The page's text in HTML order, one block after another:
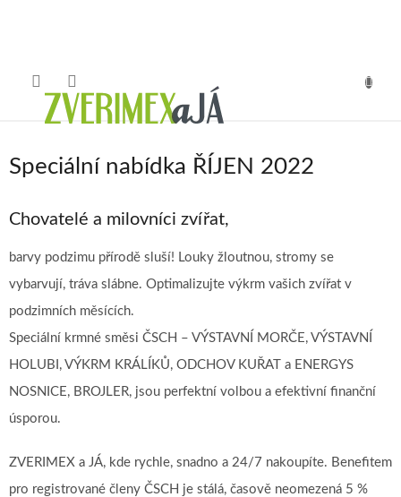
Speciální nabídka ŘÍJEN 2022
Chovatelé a milovníci zvířat,
barvy podzimu přírodě sluší! Louky žloutnou, stromy se
vybarvují, tráva slábne. Optimalizujte výkrm vašich zvířat v
podzimních měsících.
Speciální krmné směsi ČSCH – VÝSTAVNÍ MORČE, VÝSTAVNÍ
HOLUBI, VÝKRM KRÁLÍKŮ, ODCHOV KUŘAT a ENERGYS
NOSNICE, BROJLER, jsou perfektní volbou a efektivní finanční
úsporou.
ZVERIMEX a JÁ, kde rychle, snadno a 24/7 nakoupíte. Benefitem
pro registrované členy ČSCH je stálá, časově neomezená 5 %